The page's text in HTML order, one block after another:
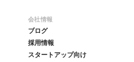
会社情報
ブログ
採用情報
スタートアップ向け